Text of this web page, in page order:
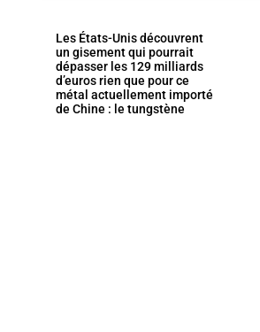
Les États-Unis découvrent
un gisement qui pourrait
dépasser les 129 milliards
d’euros rien que pour ce
métal actuellement importé
de Chine : le tungstène